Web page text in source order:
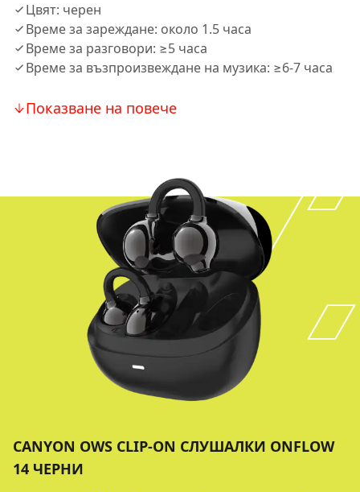
Цвят: черен
Време за зареждане: около 1.5 часа
Време за разговори: ≥5 часа
Време за възпроизвеждане на музика: ≥6-7 часа
Показване на повече
CANYON OWS CLIP-ON СЛУШАЛКИ ONFLOW
14 ЧЕРНИ